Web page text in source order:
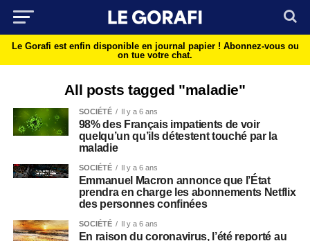
Le Gorafi est enfin disponible en journal papier ! Abonnez-vous ou
on tue votre chat.
All posts tagged "maladie"
SOCIÉTÉ Il y a 6 ans
98% des Français impatients de voir
quelqu’un qu’ils détestent touché par la
maladie
SOCIÉTÉ Il y a 6 ans
Emmanuel Macron annonce que l’État
prendra en charge les abonnements Netflix
des personnes confinées
SOCIÉTÉ Il y a 6 ans
En raison du coronavirus, l’été reporté au